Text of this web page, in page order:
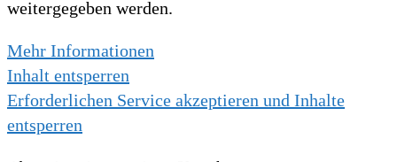
weitergegeben werden.
Mehr Informationen
Inhalt entsperren
Erforderlichen Service akzeptieren und Inhalte
entsperren